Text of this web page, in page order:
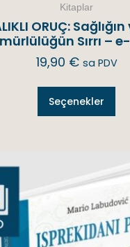
Kitaplar
ORUÇ:
Sırrı –
19,90 € sa PDV
Seçenekler